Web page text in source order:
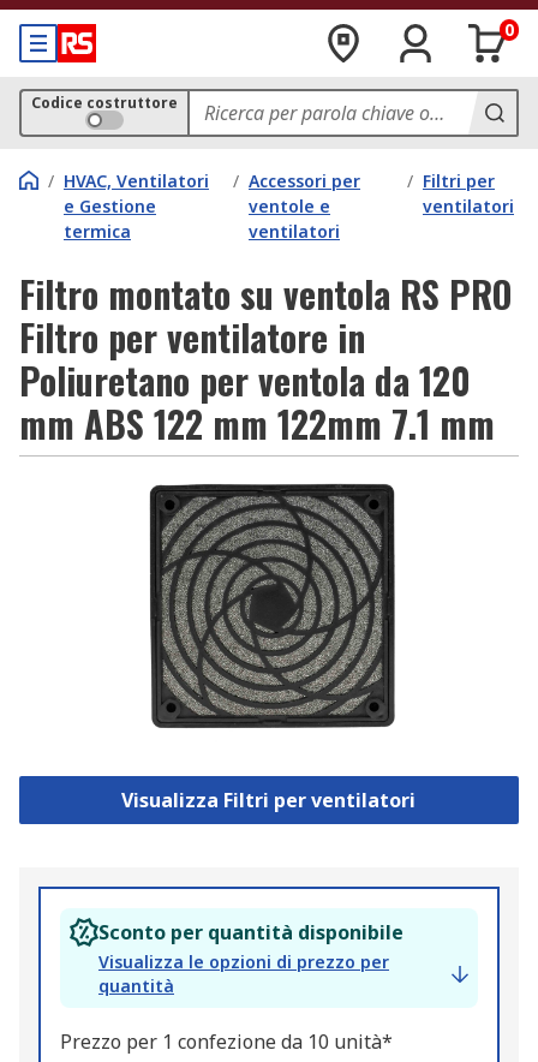
0
Codice costruttore
/ HVAC, Ventilatori
e Gestione
termica
/ Accessori per
ventole e
ventilatori
/ Filtri per
ventilatori
Filtro montato su ventola RS PRO
Filtro per ventilatore in
Poliuretano per ventola da 120
mm ABS 122 mm 122mm 7.1 mm
Visualizza Filtri per ventilatori
Sconto per quantità disponibile
Visualizza le opzioni di prezzo per
quantità
Prezzo per 1 confezione da 10 unità*